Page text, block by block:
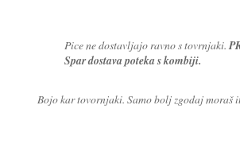
Pice ne dostavljajo ravno s tovrnjaki.
Spar dostava poteka s kombiji.
Bojo kar tovornjaki. Samo bolj zgodaj moraš